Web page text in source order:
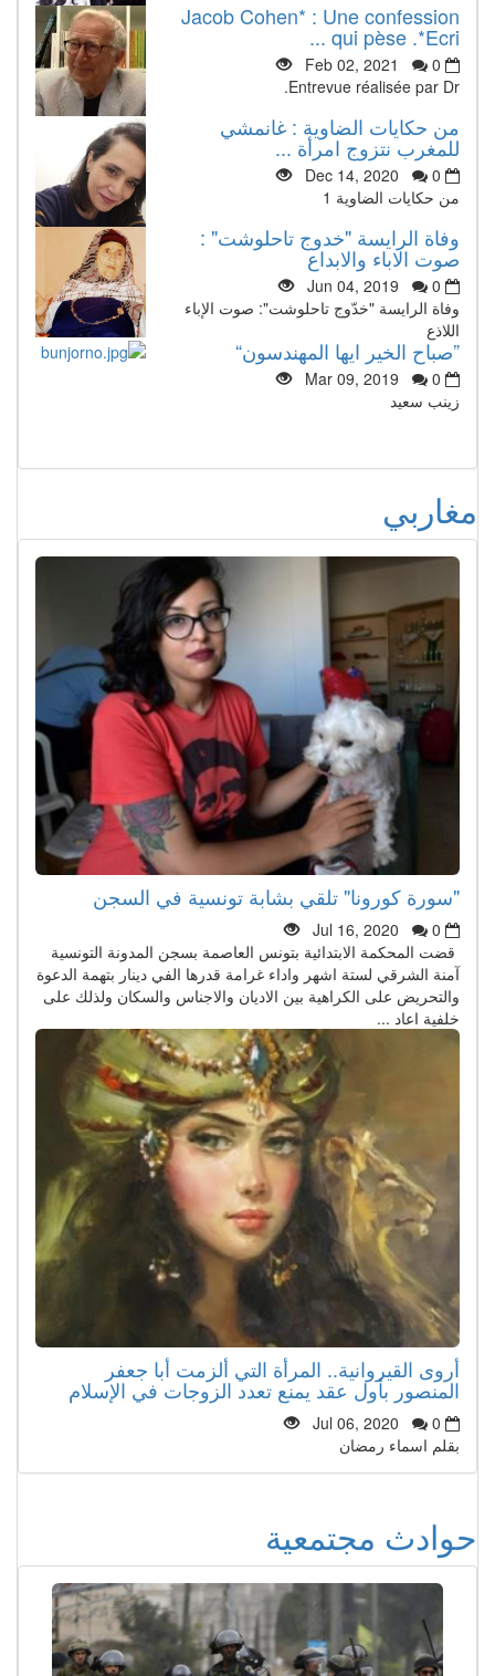
Jacob Cohen* : Une confession
qui pèse .*Ecri ...
Feb 02, 2021
0
Entrevue réalisée par Dr.
من حكايات الضاوية : غانمشي
للمغرب نتزوج امرأة ...
Dec 14, 2020
0
من حكايات الضاوية 1
وفاة الرايسة "خدوج تاحلوشت" :
صوت الاباء والابداع
Jun 04, 2019
0
وفاة الرايسة "خدّوج تاحلوشت": صوت الإباء
اللاذع
”صباح الخير ايها المهندسون“
Mar 09, 2019
0
زينب سعيد
مغاربي
"سورة كورونا" تلقي بشابة تونسية في السجن
Jul 16, 2020
0
قضت المحكمة الابتدائية بتونس العاصمة بسجن المدونة التونسية
آمنة الشرقي لستة اشهر واداء غرامة قدرها الفي دينار بتهمة الدعوة
والتحريض على الكراهية بين الاديان والاجناس والسكان ولذلك على
خلفية اعاد ...
أروى القيروانية.. المرأة التي ألزمت أبا جعفر
المنصور بأول عقد يمنع تعدد الزوجات في الإسلام
Jul 06, 2020
0
بقلم اسماء رمضان
حوادث مجتمعية